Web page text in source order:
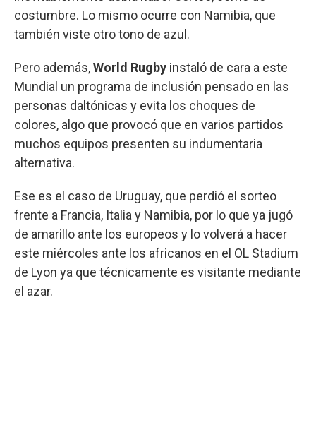
costumbre. Lo mismo ocurre con Namibia, que
también viste otro tono de azul.
Pero además,World Rugby instaló de cara a este
Mundial un programa de inclusión pensado en las
personas daltónicas y evita los choques de
colores, algo que provocó que en varios partidos
muchos equipos presenten su indumentaria
alternativa.
Ese es el caso de Uruguay, que perdió el sorteo
frente a Francia, Italia y Namibia, por lo que ya jugó
de amarillo ante los europeos y lo volverá a hacer
este miércoles ante los africanos en el OL Stadium
de Lyon ya que técnicamente es visitante mediante
el azar.